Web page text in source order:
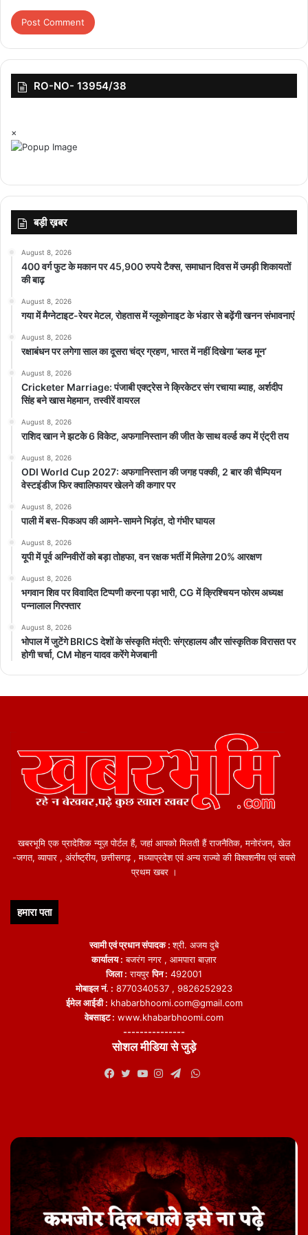
top-news
RO-NO- 13954/38
×
बड़ी ख़बर
August 8, 2026
400 वर्ग फुट के मकान पर 45,900 रुपये टैक्स, समाधान दिवस में उमड़ी शिकायतों
की बाढ़
August 8, 2026
गया में मैग्नेटाइट-रेयर मेटल, रोहतास में ग्लूकोनाइट के भंडार से बढ़ेंगी खनन संभावनाएं
August 8, 2026
रक्षाबंधन पर लगेगा साल का दूसरा चंद्र ग्रहण, भारत में नहीं दिखेगा ‘ब्लड मून’
August 8, 2026
Cricketer Marriage: पंजाबी एक्ट्रेस ने क्रिकेटर संग रचाया ब्याह, अर्शदीप
सिंह बने खास मेहमान, तस्वीरें वायरल
August 8, 2026
राशिद खान ने झटके 6 विकेट, अफगानिस्तान की जीत के साथ वर्ल्ड कप में एंट्री तय
August 8, 2026
ODI World Cup 2027: अफगानिस्तान की जगह पक्की, 2 बार की चैम्पियन
वेस्टइंडीज फिर क्वालिफायर खेलने की कगार पर
August 8, 2026
पाली में बस-पिकअप की आमने-सामने भिड़ंत, दो गंभीर घायल
August 8, 2026
यूपी में पूर्व अग्निवीरों को बड़ा तोहफा, वन रक्षक भर्ती में मिलेगा 20% आरक्षण
August 8, 2026
भगवान शिव पर विवादित टिप्पणी करना पड़ा भारी, CG में क्रिश्चियन फोरम अध्यक्ष
पन्नालाल गिरफ्तार
August 8, 2026
भोपाल में जुटेंगे BRICS देशों के संस्कृति मंत्री: संग्रहालय और सांस्कृतिक विरासत पर
होगी चर्चा, CM मोहन यादव करेंगे मेजबानी
खबरभूमि एक प्रादेशिक न्यूज़ पोर्टल हैं, जहां आपको मिलती हैं राजनैतिक, मनोरंजन, खेल
-जगत, व्यापार , अंर्राष्ट्रीय, छत्तीसगढ़ , मध्याप्रदेश एवं अन्य राज्यो की विश्वशनीय एवं सबसे
प्रथम खबर ।
हमारा पता
स्वामी एवं प्रधान संपादक :श्री. अजय दुबे
कार्यालय : बजरंग नगर , आमपारा बाज़ार
जिला : रायपुरपिन : 492001
मोबाइल नं. : 8770340537 , 9826252923
ईमेल आईडी : khabarbhoomi.com@gmail.com
वेबसाइट : www.khabarbhoomi.com
---------------
सोशल मीडिया से जुड़े
WhatsApp